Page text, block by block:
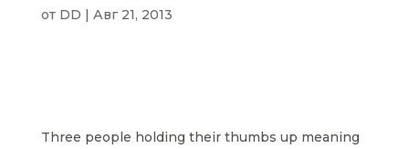
от DD | Авг 21, 2013
Three people holding their thumbs up meaning